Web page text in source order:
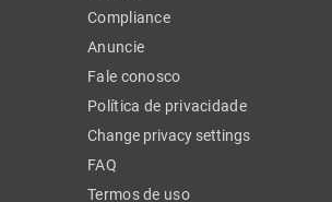
Compliance
Anuncie
Fale conosco
Política de privacidade
Change privacy settings
FAQ
Termos de uso